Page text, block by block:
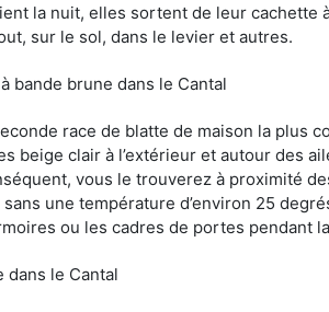
la nuit, elles sortent de leur
sur le sol, dans le levier et autres.
bande brune dans le Cantal
race de blatte de maison la plus
beige clair à l’extérieur et autour des
vous le trouverez à proximité
une température d’environ 25
ou les cadres de portes pendant
dans le Cantal